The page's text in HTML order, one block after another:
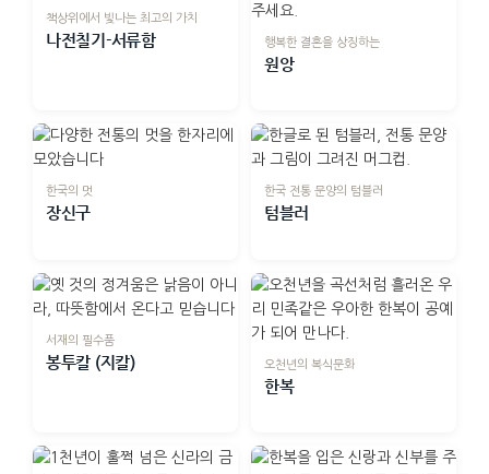
책상위에서 빛나는 최고의 가치
나전칠기-서류함 행복한 결혼을 상징하는
원앙
한국의 멋
장신구
한국 전통 문양의 텀블러
텀블러
서재의 필수품
봉투칼 (지칼) 오천년의 복식문화
한복